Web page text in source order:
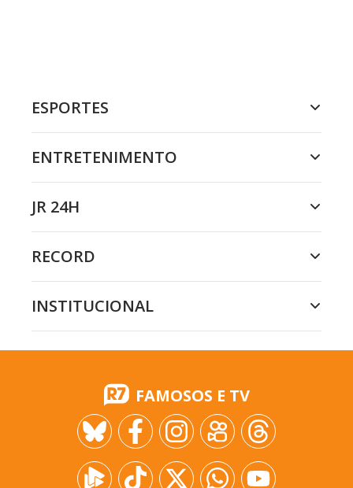
ESPORTES
ENTRETENIMENTO
JR 24H
RECORD
INSTITUCIONAL
FAMOSOS E TV